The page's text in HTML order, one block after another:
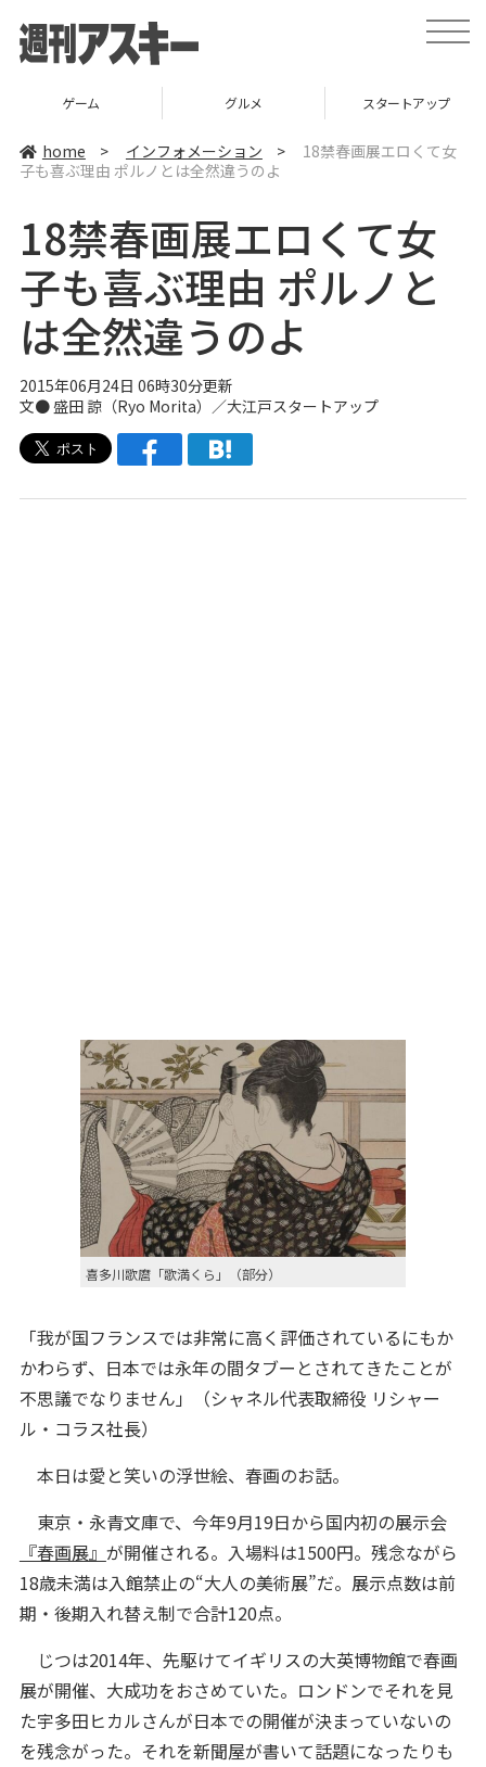
t
o
e
a
v
ゲーム グルメ スタートアップ
home > インフォメーション >
18禁春画展エロくて女
子も喜ぶ理由 ポルノとは全然違うのよ
18禁春画展エロくて女
子も喜ぶ理由 ポルノと
は全然違うのよ
2015年06月24日 06時30分更新
文● 盛田 諒（Ryo Morita）／大江戸スタートアップ
喜多川歌麿「歌満くら」（部分）
「我が国フランスでは非常に高く評価されているにもか
かわらず、日本では永年の間タブーとされてきたことが
不思議でなりません」（シャネル代表取締役 リシャー
ル・コラス社長）
本日は愛と笑いの浮世絵、春画のお話。
東京・永青文庫で、今年9月19日から国内初の展示会
『春画展』 が開催される。入場料は1500円。残念ながら
18歳未満は入館禁止の“大人の美術展”だ。展示点数は前
期・後期入れ替え制で合計120点。
じつは2014年、先駆けてイギリスの大英博物館で春画
展が開催、大成功をおさめていた。ロンドンでそれを見
た宇多田ヒカルさんが日本での開催が決まっていないの
を残念がった。それを新聞屋が書いて話題になったりも